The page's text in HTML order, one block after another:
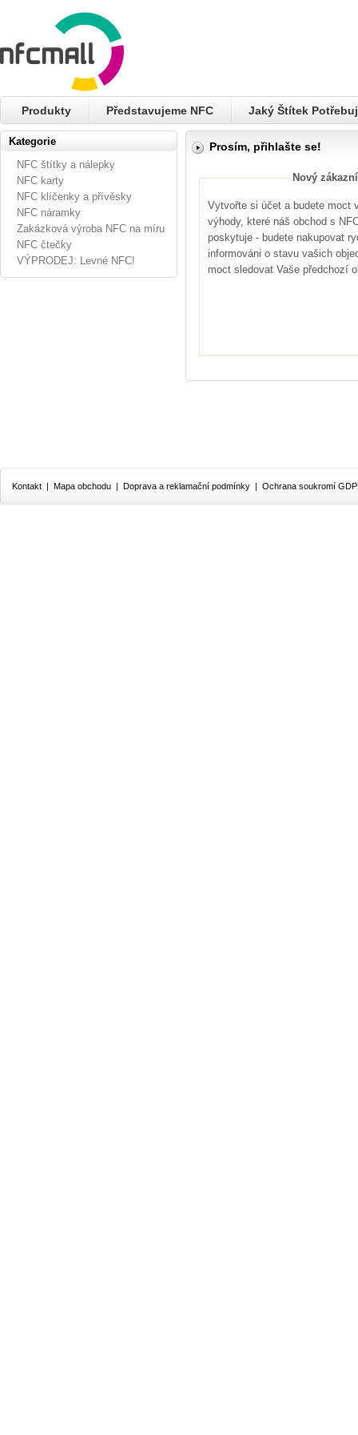
Produkty Představujeme NFC Jaký Štítek
Kategorie
NFC štítky a nálepky
NFC karty
NFC klíčenky a přívěsky
NFC náramky
Zakázková výroba NFC na míru
NFC čtečky
VÝPRODEJ: Levné NFC!
Prosím, přihlašte se!
Nový
Vytvořte si účet a budete moct
výhody, které náš obchod s
poskytuje - budete nakupovat
informováni o stavu vašich
moct sledovat Vaše předchozí
Kontakt | Mapa obchodu | Doprava a reklamační podmínky | Ochrana soukromí